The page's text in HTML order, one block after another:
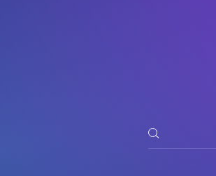
Ricerca
per: